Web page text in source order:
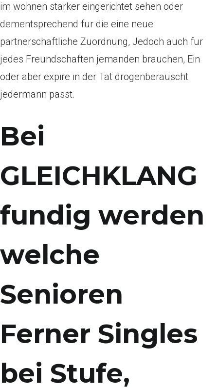
im wohnen starker eingerichtet sehen oder
dementsprechend fur die eine neue
partnerschaftliche Zuordnung, Jedoch auch fur
jedes Freundschaften jemanden brauchen, Ein
oder aber expire in der Tat drogenberauscht
jedermann passt.
Bei
GLEICHKLANG
fundig werden
welche
Senioren
Ferner Singles
bei Stufe,